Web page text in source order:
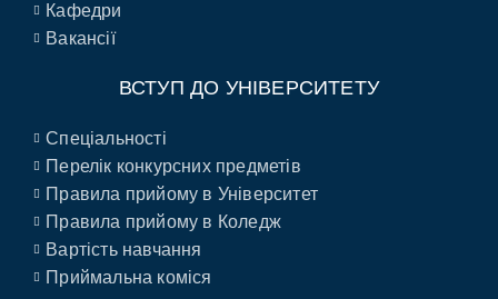
Кафедри
Вакансії
ВСТУП ДО УНІВЕРСИТЕТУ
Спеціальності
Перелік конкурсних предметів
Правила прийому в Університет
Правила прийому в Коледж
Вартість навчання
Приймальна коміся